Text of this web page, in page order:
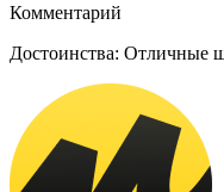
Комментарий
Достоинства: Отличные